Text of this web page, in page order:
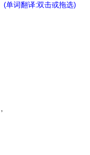
(单词翻译:双击或拖选)